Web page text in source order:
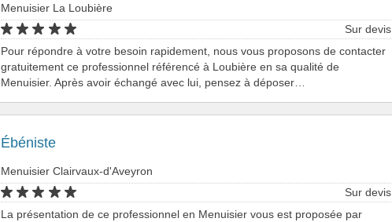
Menuisier La Loubière
Sur devis
Pour répondre à votre besoin rapidement, nous vous proposons de contacter
gratuitement ce professionnel référencé à Loubière en sa qualité de
Menuisier. Après avoir échangé avec lui, pensez à déposer…
Ébéniste
Menuisier Clairvaux-d'Aveyron
Sur devis
La présentation de ce professionnel en Menuisier vous est proposée par